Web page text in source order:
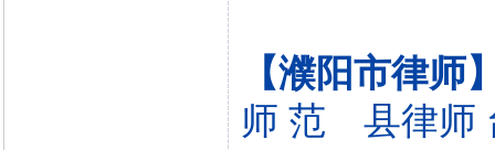
【濮阳市律师
师 范 县律师